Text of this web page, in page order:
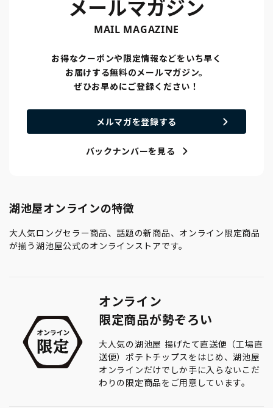
メールマガジン
MAIL MAGAZINE
お得なクーポンや限定情報などをいち早く
お届けする無料のメールマガジン。
ぜひお早めにご登録ください！
メルマガを登録する
バックナンバーを見る
湖池屋オンラインの特徴
大人気ロングセラー商品、話題の新商品、オンライン限定商品
が揃う湖池屋公式のオンラインストアです。
オンライン
限定商品が勢ぞろい
大人気の湖池屋 揚げたて直送便（工場直
送便）ポテトチップスをはじめ、湖池屋
オンラインだけでしか手に入らないこだ
わりの限定商品をご用意しています。